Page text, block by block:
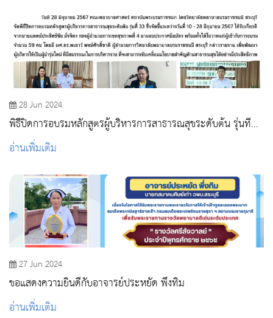
28 Jun 2024
พิธีปิดการอบรมหลักสูตรผู้บริหารการสาธารณสุขระดับต้น รุ่นที่
33 ประจำปีงบประมาณ 2567
อ่านเพิ่มเติม
27 Jun 2024
ขอแสดงความยินดีกับอาจารย์ประหยัด พึ่งทิม
อ่านเพิ่มเติม